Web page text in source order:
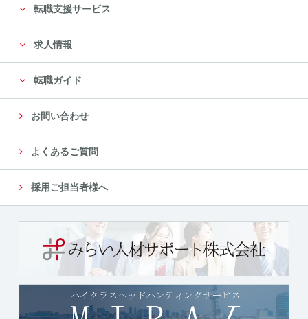
最小限の個人情報のみとし、かつ使用範囲もその範囲
に限定します。
尚、委託先は、十分な個人情報の保護水準を満たして
いる委託先を選定し、安全管理が図られるよ
う、委託先に対する必要かつ適切な管理監督をいたし
ます。
５．個人情報の第三者への提供について
当社では、収集した個人情報を、以下のいずれかに該
当する場合を除き、いかなる第三者にも提供
または開示いたしません。
（１）法令に基づく場合
（２）人の生命、身体又は財産の保護のために必要が
ある場合であって、本人の同意を得ることが
困難であるとき
（３）公衆衛生の向上又は児童の健全な育成の推進の
ために特に必要がある場合であって、本人の
同意を得ることが困難であるとき
転職支援サービス
求人情報
転職ガイド
お問い合わせ
よくあるご質問
採用ご担当者様へ